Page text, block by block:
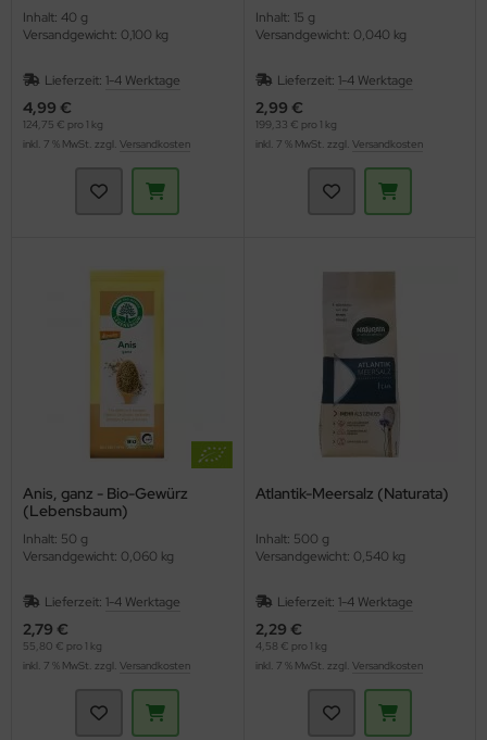
Inhalt: 40 g
Versandgewicht: 0,100 kg
Lieferzeit: 1-4 Werktage
4,99 €
124,75 € pro 1 kg
inkl. 7 % MwSt. zzgl. Versandkosten
Inhalt: 15 g
Versandgewicht: 0,040 kg
Lieferzeit: 1-4 Werktage
2,99 €
199,33 € pro 1 kg
inkl. 7 % MwSt. zzgl. Versandkosten
Anis, ganz - Bio-Gewürz
(Lebensbaum)
Inhalt: 50 g
Versandgewicht: 0,060 kg
Lieferzeit: 1-4 Werktage
2,79 €
55,80 € pro 1 kg
inkl. 7 % MwSt. zzgl. Versandkosten
Atlantik-Meersalz (Naturata)
Inhalt: 500 g
Versandgewicht: 0,540 kg
Lieferzeit: 1-4 Werktage
2,29 €
4,58 € pro 1 kg
inkl. 7 % MwSt. zzgl. Versandkosten